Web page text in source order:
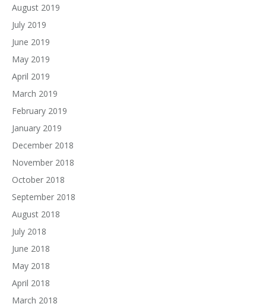
August 2019
July 2019
June 2019
May 2019
April 2019
March 2019
February 2019
January 2019
December 2018
November 2018
October 2018
September 2018
August 2018
July 2018
June 2018
May 2018
April 2018
March 2018